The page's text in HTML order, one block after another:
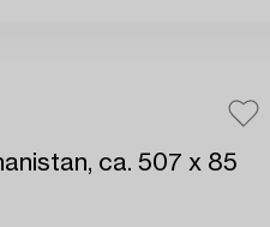
ca. 507 x 85